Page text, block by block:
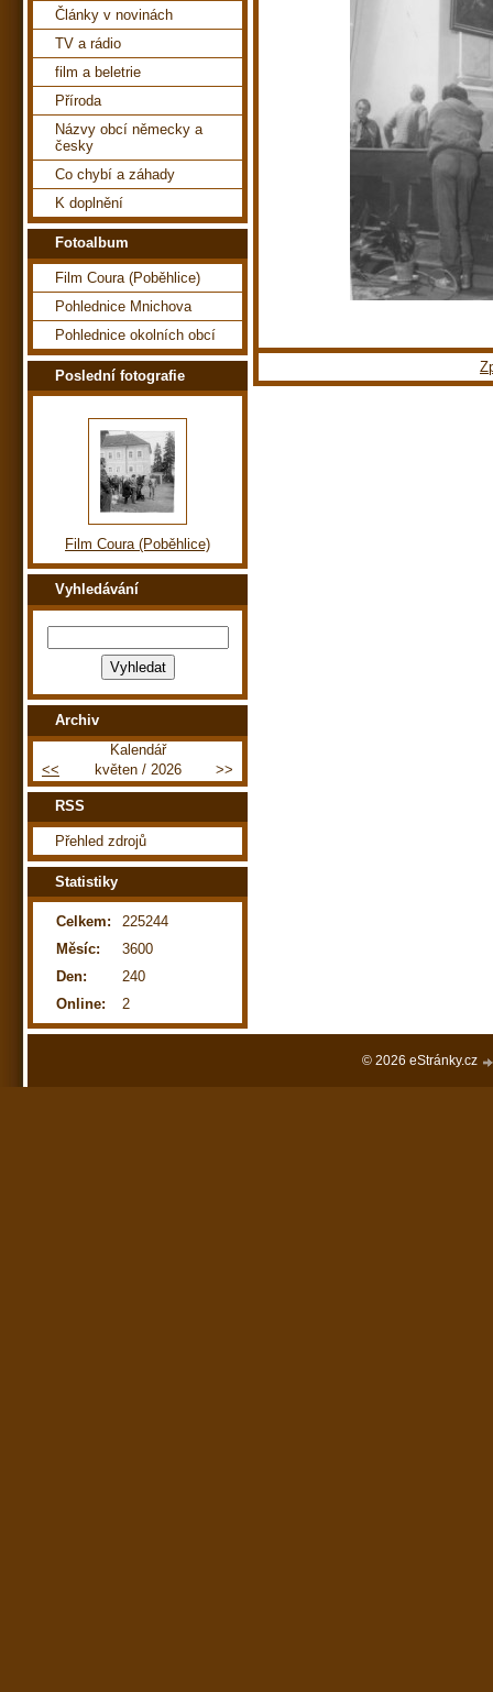
Články v novinách
TV a rádio
film a beletrie
Příroda
Názvy obcí německy a
česky
Co chybí a záhady
K doplnění
Fotoalbum
Film Coura (Poběhlice)
Pohlednice Mnichova
Pohlednice okolních obcí
Poslední fotografie
Film Coura (Poběhlice)
Vyhledávání
Archiv
Kalendář
<<
květen / 2026 >>
RSS
Přehled zdrojů
Statistiky
Online: 2
Celkem:
225244
Měsíc:
3600
Den:
240
© 2026 eStránky.cz